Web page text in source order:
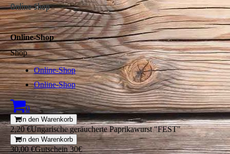
Online-Shop
Online-Shop
Shop
Online-Shop
Online-Shop
0
In den Warenkorb
2,20 €Ungarische geräucherte Paprikawurst "FEST"
In den Warenkorb
30,00 €Gutschein 30€